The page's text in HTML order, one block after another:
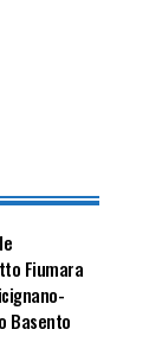
Fiumara
Basento